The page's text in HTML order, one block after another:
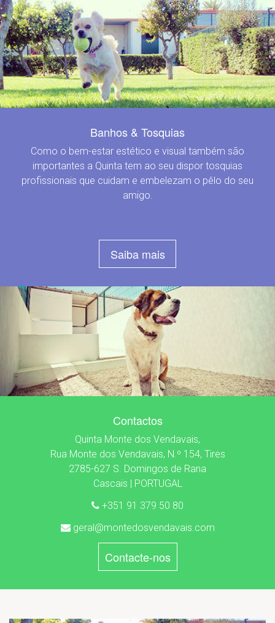
Banhos & Tosquias
Como o bem-estar estético e visual também são
importantes a Quinta tem ao seu dispor tosquias
profissionais que cuidam e embelezam o pêlo do seu
amigo.
Saiba mais
Contactos
Quinta Monte dos Vendavais,
Rua Monte dos Vendavais, N.º 154, Tires
2785-627 S. Domingos de Rana
Cascais | PORTUGAL
+351 91 379 50 80
geral@montedosvendavais.com
Contacte-nos